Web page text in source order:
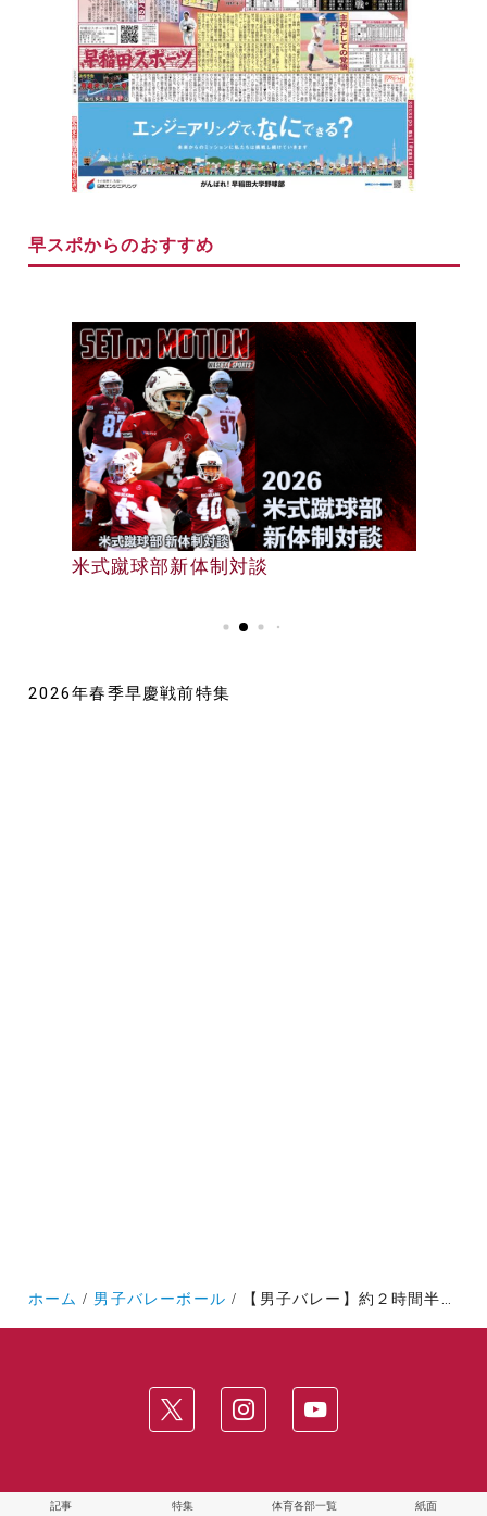
早スポからのおすすめ
早大野球部選手名鑑
米式蹴球部新体制対談
早大野球部選手名鑑
2026年春季早慶戦前特集
ホーム 男子バレーボール 【男子バレー】約２時間半の大激闘！ 明大に辛勝し、最終戦を前に１位に躍り出た
記事 特集 体育各部一覧 紙面